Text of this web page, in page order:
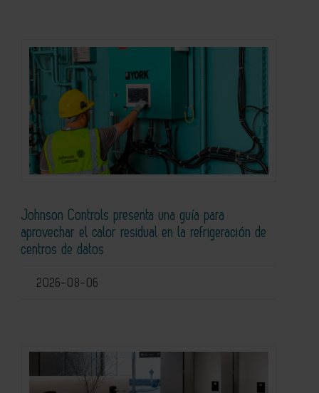
Johnson Controls presenta una guía para
aprovechar el calor residual en la refrigeración de
centros de datos
2026-08-06